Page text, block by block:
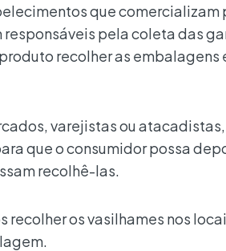
que comercializam
pela coleta das
recolher as embalagens
varejistas ou
que o consumidor possa
recolhê-las.
recolher os vasilhames nos